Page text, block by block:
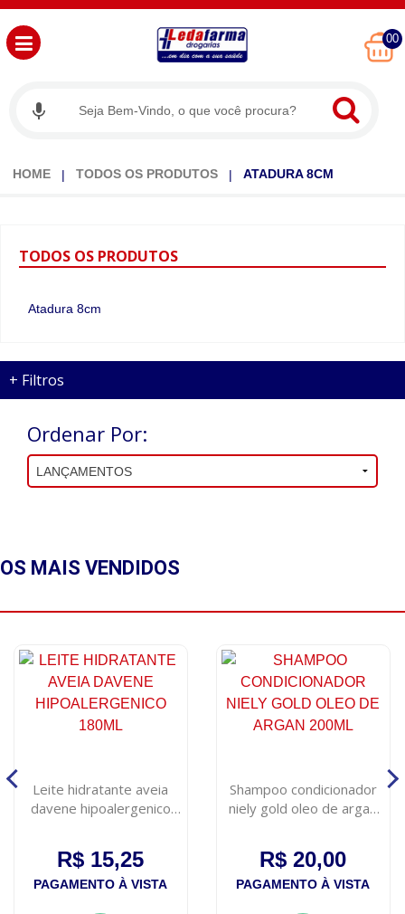
00
HOME TODOS OS PRODUTOS ATADURA 8CM
TODOS OS PRODUTOS
Atadura 8cm
+ Filtros
Ordenar Por:
OS MAIS VENDIDOS
Leite hidratante aveia
davene hipoalergenico
R$ 15,25
PAGAMENTO À VISTA
Shampoo condicionador
niely gold oleo de argan
R$ 20,00
PAGAMENTO À VISTA